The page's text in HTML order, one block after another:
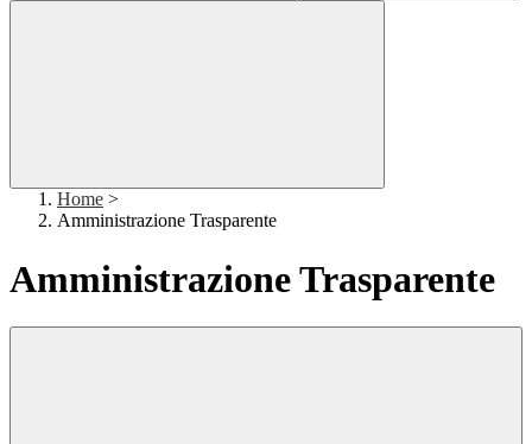
Home >
Amministrazione Trasparente
Amministrazione Trasparente